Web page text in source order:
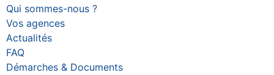
Qui sommes-nous ?
Vos agences
Actualités
FAQ
Démarches & Documents